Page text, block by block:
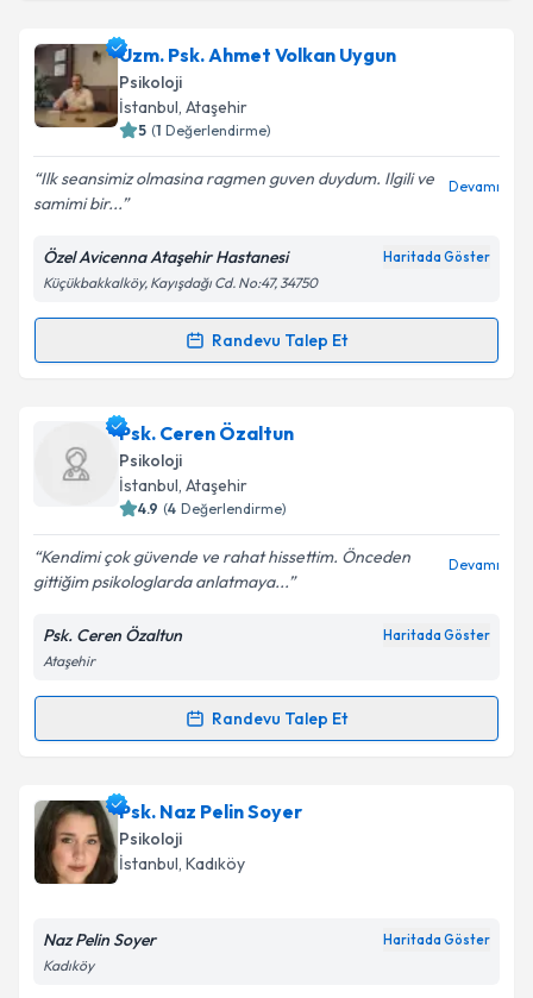
Uzm. Psk. Ahmet Volkan Uygun
Psikoloji
İstanbul, Ataşehir
5 (1 Değerlendirme)
Ilk seansimiz olmasina ragmen guven duydum. Ilgili ve
samimi bir...
Devamı
Özel Avicenna Ataşehir Hastanesi Haritada Göster
Küçükbakkalköy, Kayışdağı Cd. No:47, 34750
Randevu Talep Et
Randevu Takvimi Talebi
Uzm. Psk. Ahmet Volkan Uygun
talebi oluşturun. Size bu uzmandan randevu almanız
için bir takvim hazırlandığında e-posta ile
bilgilendireceğiz.
E-posta Adresiniz
Metni'ni okudum ve kişisel verilerimin belirtilen
kapsamda işlenmesini kabul ediyorum.
Psk. Ceren Özaltun
Psikoloji
İstanbul, Ataşehir
4.9 (4 Değerlendirme)
Kendimi çok güvende ve rahat hissettim. Önceden
gittiğim psikologlarda anlatmaya...
Devamı
Psk. Ceren Özaltun Haritada Göster
Ataşehir
Randevu Talep Et
Randevu Takvimi Talebi
Psk. Ceren Özaltuniçin randevu takvimi talebi
oluşturun. Size bu uzmandan randevu almanız için bir
takvim hazırlandığında e-posta ile bilgilendireceğiz.
Psk. Naz Pelin Soyer
Psikoloji
İstanbul, Kadıköy
Naz Pelin Soyer Haritada Göster
Kadıköy